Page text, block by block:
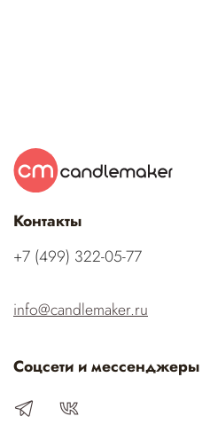
Контакты
‭+7 (499) 322-05-77‬
info@candlemaker.ru
Соцсети и мессенджеры